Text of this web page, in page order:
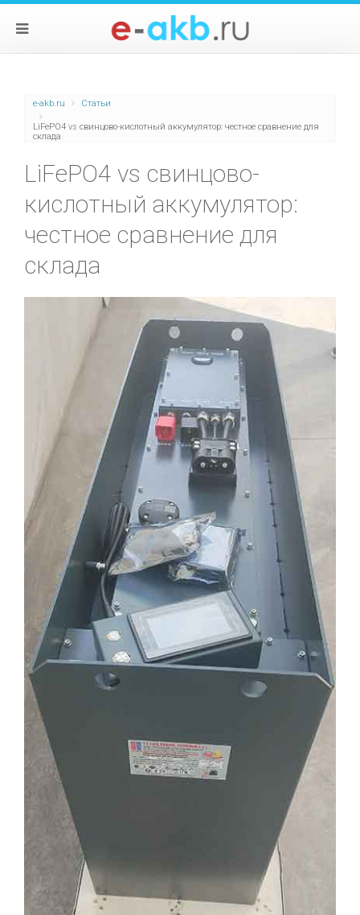
e-akb.ru Статьи
LiFePO4 vs свинцово-кислотный аккумулятор: честное сравнение для
склада
LiFePO4 vs свинцово-
кислотный аккумулятор:
честное сравнение для
склада